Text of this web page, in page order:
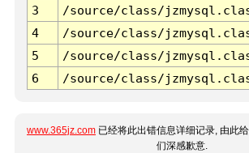
3 /source/class/
4
/source/class/
5
/source/class/
6
/source/class/
www.365jz.com 已经将此出错信息详细记录, 由此
们深感歉意.